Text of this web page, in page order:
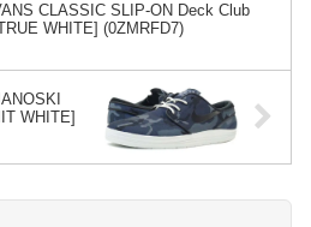
CLASSIC SLIP-ON Deck Club
WHITE] (0ZMRFD7)
WHITE]